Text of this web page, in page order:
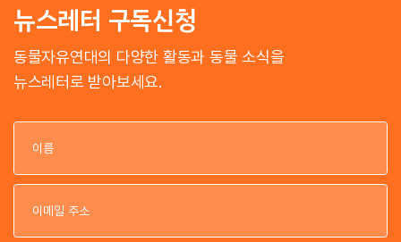
뉴스레터 구독신청
동물자유연대의 다양한 활동과 동물 소식을
뉴스레터로 받아보세요.
이